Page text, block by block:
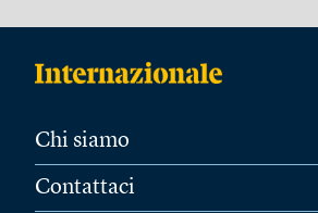
Chi siamo
Contattaci